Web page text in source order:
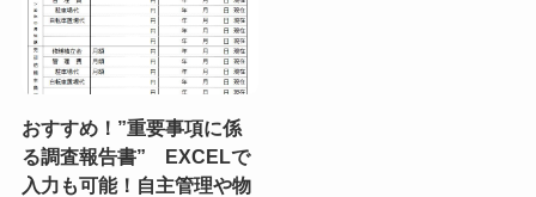
おすすめ！”重要事項に係
る調査報告書” EXCELで
入力も可能！自主管理や物